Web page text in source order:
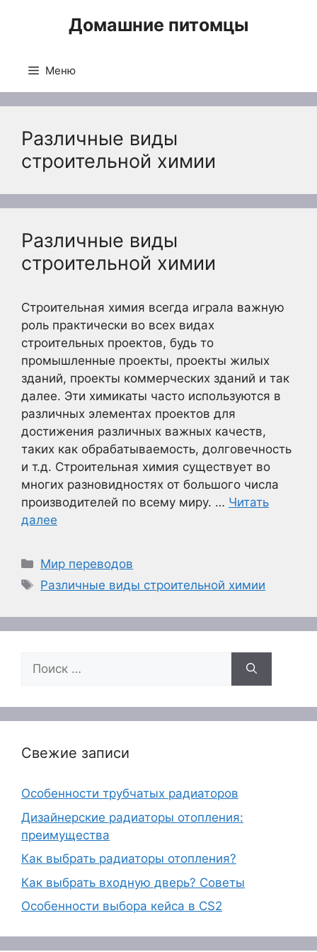
Домашние питомцы
Меню
Различные виды
строительной химии
Различные виды
строительной химии
Строительная химия всегда играла важную
роль практически во всех видах
строительных проектов, будь то
промышленные проекты, проекты жилых
зданий, проекты коммерческих зданий и так
далее. Эти химикаты часто используются в
различных элементах проектов для
достижения различных важных качеств,
таких как обрабатываемость, долговечность
и т.д. Строительная химия существует во
многих разновидностях от большого числа
производителей по всему миру. … Читать
далее
Рубрики
Мир переводов
Метки
Различные виды строительной химии
Поиск:
Свежие записи
Особенности трубчатых радиаторов
Дизайнерские радиаторы отопления:
преимущества
Как выбрать радиаторы отопления?
Как выбрать входную дверь? Советы
Особенности выбора кейса в CS2